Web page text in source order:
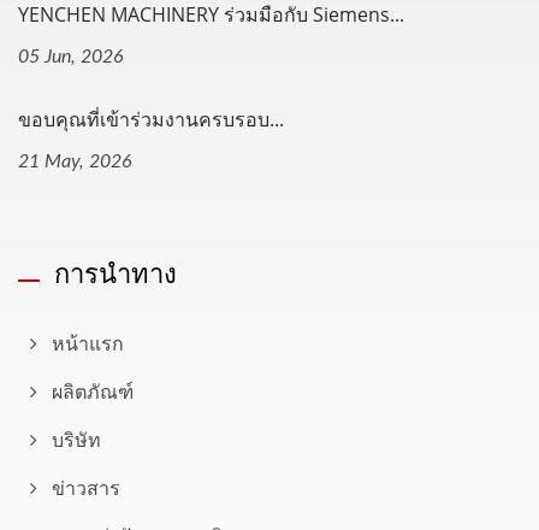
YENCHEN MACHINERY ร่วมมือกับ Siemens...
05 Jun, 2026
ขอบคุณที่เข้าร่วมงานครบรอบ...
21 May, 2026
การนำทาง
หน้าแรก
ผลิตภัณฑ์
บริษัท
ข่าวสาร